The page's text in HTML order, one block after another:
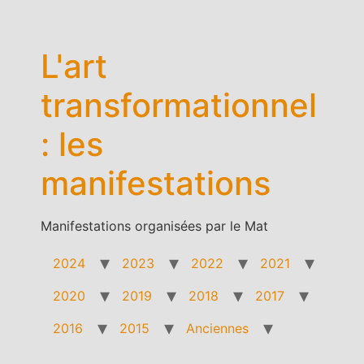
L'art
transformationnel
: les
manifestations
Manifestations organisées par le Mat
2024 2023 2022
2021
2020
2019 2018
2017
2016
2015 Anciennes